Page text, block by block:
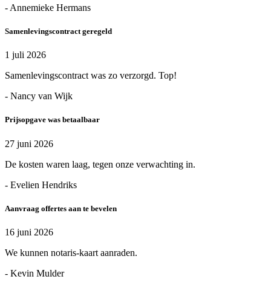
- Annemieke Hermans
Samenlevingscontract geregeld
1 juli 2026
Samenlevingscontract was zo verzorgd. Top!
- Nancy van Wijk
Prijsopgave was betaalbaar
27 juni 2026
De kosten waren laag, tegen onze verwachting in.
- Evelien Hendriks
Aanvraag offertes aan te bevelen
16 juni 2026
We kunnen notaris-kaart aanraden.
- Kevin Mulder